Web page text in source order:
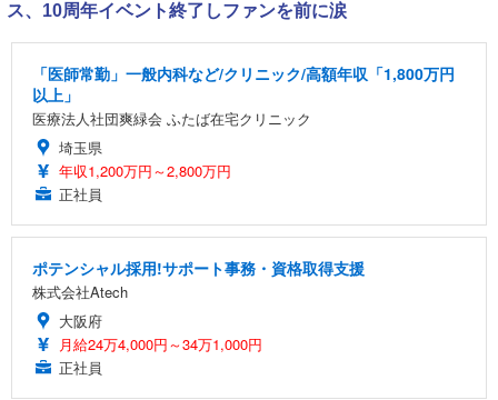
ス、10周年イベント終了しファンを前に涙
「医師常勤」一般内科など/クリニック/高額年収「1,800万円
以上」
医療法人社団爽緑会 ふたば在宅クリニック
埼玉県
年収1,200万円～2,800万円
正社員
ポテンシャル採用!サポート事務・資格取得支援
株式会社Atech
大阪府
月給24万4,000円～34万1,000円
正社員